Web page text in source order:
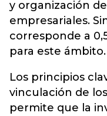
y organización
empresariales.
corresponde a
para este ámbito.
Los principios
vinculación de
permite que la